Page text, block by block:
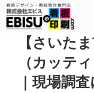
【さいた
（カッテ
｜現場調